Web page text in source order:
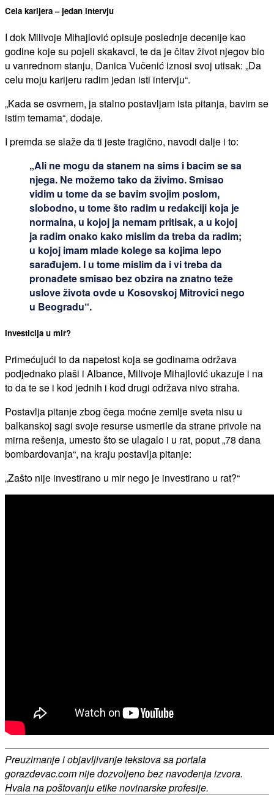
Cela karijera – jedan intervju
I dok Milivoje Mihajlović opisuje poslednje decenije kao
godine koje su pojeli skakavci, te da je čitav život njegov bio
u vanrednom stanju, Danica Vučenić iznosi svoj utisak: „Da
celu moju karijeru radim jedan isti intervju“.
„Kada se osvrnem, ja stalno postavljam ista pitanja, bavim se
istim temama“, dodaje.
I premda se slaže da ti jeste tragično, navodi dalje i to:
„Ali ne mogu da stanem na sims i bacim se sa
njega. Ne možemo tako da živimo. Smisao
vidim u tome da se bavim svojim poslom,
slobodno, u tome što radim u redakciji koja je
normalna, u kojoj ja nemam pritisak, a u kojoj
ja radim onako kako mislim da treba da radim;
u kojoj imam mlade kolege sa kojima lepo
sarađujem. I u tome mislim da i vi treba da
pronađete smisao bez obzira na znatno teže
uslove života ovde u Kosovskoj Mitrovici nego
u Beogradu“.
Investicija u mir?
Primećujući to da napetost koja se godinama održava
podjednako plaši i Albance, Milivoje Mihajlović ukazuje i na
to da te se i kod jednih i kod drugi održava nivo straha.
Postavlja pitanje zbog čega moćne zemlje sveta nisu u
balkanskoj sagi svoje resurse usmerile da strane privole na
mirna rešenja, umesto što se ulagalo i u rat, poput „78 dana
bombardovanja“, na kraju postavlja pitanje:
„Zašto nije investirano u mir nego je investirano u rat?“
Preuzimanje i objavljivanje tekstova sa portala
gorazdevac.com nije dozvoljeno bez navođenja izvora.
Hvala na poštovanju etike novinarske profesije.